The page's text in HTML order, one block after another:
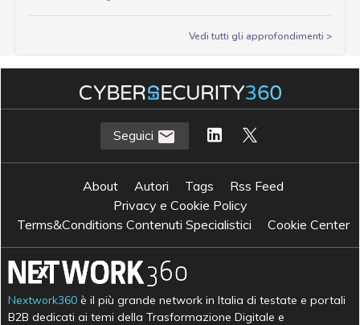
Vedi tutti gli approfondimenti >
Seguici
About Autori Tags
Rss Feed
Privacy e Cookie Policy
Terms&Conditions Contenuti Specialistici
Cookie Center
Nextwork360 è il più grande network in Italia di testate e portali
B2B dedicati ai temi della Trasformazione Digitale e